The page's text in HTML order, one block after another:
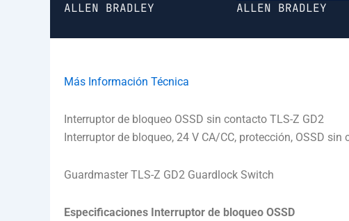
ALLEN BRADLEY
ALLEN BRADLEY
Más Información Técnica
Interruptor de bloqueo OSSD sin contacto TLS-Z GD2
Interruptor de bloqueo, 24 V CA/CC, protección, OSSD sin
Guardmaster TLS-Z GD2 Guardlock Switch
Especificaciones Interruptor de bloqueo OSSD